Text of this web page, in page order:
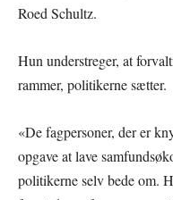
Roed Schultz.
Hun understreger, at
rammer, politikerne sætter.
«De fagpersoner, der er
opgave at lave
politikerne selv bede om.